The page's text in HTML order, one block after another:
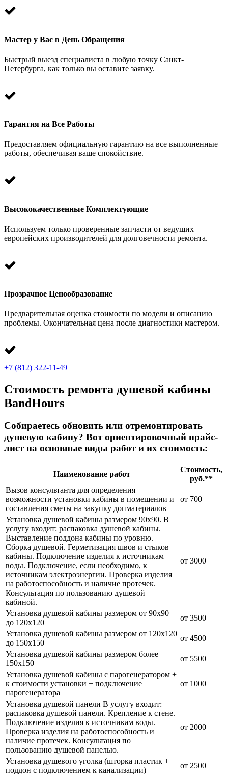
Мастер у Вас в День Обращения
Быстрый выезд специалиста в любую точку Санкт-
Петербурга, как только вы оставите заявку.
Гарантия на Все Работы
Предоставляем официальную гарантию на все выполненные
работы, обеспечивая ваше спокойствие.
Высококачественные Комплектующие
Используем только проверенные запчасти от ведущих
европейских производителей для долговечности ремонта.
Прозрачное Ценообразование
Предварительная оценка стоимости по модели и описанию
проблемы. Окончательная цена после диагностики мастером.
+7 (812) 322-11-49
Стоимость ремонта душевой кабины
BandHours
Собираетесь обновить или отремонтировать
душевую кабину? Вот ориентировочный прайс-
лист на основные виды работ и их стоимость:
Наименование работ
Стоимость,
руб.**
Вызов консультанта для определения
возможности установки кабины в помещении и
составления сметы на закупку допматериалов
от 700
Установка душевой кабины размером 90х90. В
услугу входит: распаковка душевой кабины.
Выставление поддона кабины по уровню.
Сборка душевой. Герметизация швов и стыков
кабины. Подключение изделия к источникам
воды. Подключение, если необходимо, к
источникам электроэнергии. Проверка изделия
на работоспособность и наличие протечек.
Консультация по пользованию душевой
кабиной.
от 3000
Установка душевой кабины размером от 90х90
до 120х120
от 3500
Установка душевой кабины размером от 120х120
до 150х150
от 4500
Установка душевой кабины размером более
150х150
от 5500
Установка душевой кабины с парогенератором +
к стоимости установки + подключение
парогенератора
от 1000
Установка душевой панели В услугу входит:
распаковка душевой панели. Крепление к стене.
Подключение изделия к источникам воды.
Проверка изделия на работоспособность и
наличие протечек. Консультация по
пользованию душевой панелью.
от 2000
Установка душевого уголка (шторка пластик +
поддон с подключением к канализации)
от 2500